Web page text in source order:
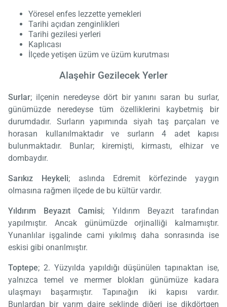
Yöresel enfes lezzette yemekleri
Tarihi açıdan zenginlikleri
Tarihi gezilesi yerleri
Kaplıcası
İlçede yetişen üzüm ve üzüm kurutması
Alaşehir Gezilecek Yerler
Surlar; ilçenin neredeyse dört bir yanını saran bu surlar,
günümüzde neredeyse tüm özelliklerini kaybetmiş bir
durumdadır. Surların yapımında siyah taş parçaları ve
horasan kullanılmaktadır ve surların 4 adet kapısı
bulunmaktadır. Bunlar; kiremişti, kirmastı, elhizar ve
dombaydır.
Sarıkız Heykeli; aslında Edremit körfezinde yaygın
olmasına rağmen ilçede de bu kültür vardır.
Yıldırım Beyazıt Camisi; Yıldırım Beyazıt tarafından
yapılmıştır. Ancak günümüzde orjinalliği kalmamıştır.
Yunanlılar işgalinde cami yıkılmış daha sonrasında ise
eskisi gibi onarılmıştır.
Toptepe; 2. Yüzyılda yapıldığı düşünülen tapınaktan ise,
yalnızca temel ve mermer blokları günümüze kadara
ulaşmayı başarmıştır. Tapınağın iki kapısı vardır.
Bunlardan bir yarım daire şeklinde diğeri ise dikdörtgen